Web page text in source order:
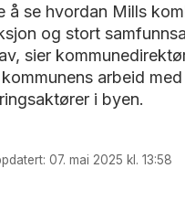
å se hvordan Mills
og stort
sier
arbeid
i byen.
07. mai 2025 kl. 13:58